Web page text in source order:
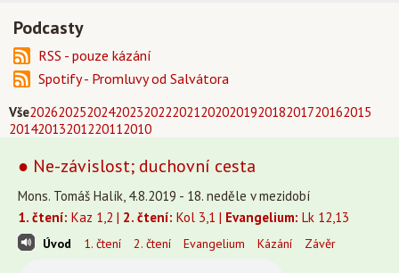
Vše202620252024202320222021202020192018201720162015
20142013201220112010
● Ne-závislost; duchovní cesta
Mons. Tomáš Halík, 4.8.2019 - 18. neděle v mezidobí
1. čtení: Kaz 1,2 | 2. čtení: Kol 3,1 | Evangelium: Lk 12,13
Úvod 1. čtení 2. čtení Evangelium Kázání Závěr
Podcasty
RSS - pouze kázání
Spotify - Promluvy od Salvátora